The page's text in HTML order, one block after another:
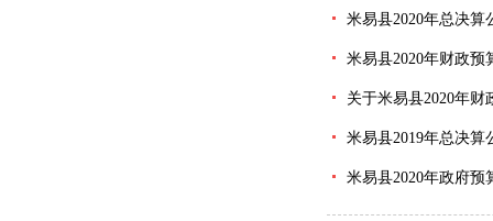
米易县2020年总决算
米易县2020年财政预
关于米易县2020年
米易县2019年总决算
米易县2020年政府预